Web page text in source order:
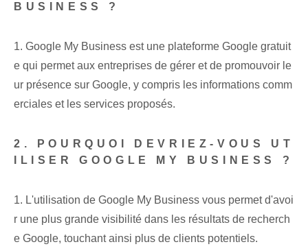
BUSINESS ?
1. Google My Business est une plateforme Google gratuit
e qui permet aux entreprises de gérer et de promouvoir le
ur présence sur Google, y compris les informations comm
erciales et les services proposés.
2. POURQUOI DEVRIEZ-VOUS UT
ILISER GOOGLE MY​ BUSINESS ?
1. L'utilisation de Google My Business vous permet d'avoi
r une plus grande visibilité dans les résultats de recherch
e Google, touchant ainsi plus de clients potentiels.